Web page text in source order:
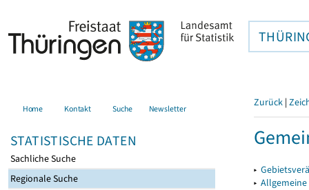
Home Kontakt Suche Newsletter
STATISTISCHE DATEN
Sachliche Suche
Regionale Suche
Zurück |
▸
▸